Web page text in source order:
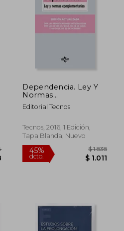
45%
dcto.
Dependencia. Ley Y
Normas
Complementarias
(Derecho - Biblioteca
Editorial Tecnos
Tecnos, 2016, 1 Edición,
Tapa Blanda, Nuevo